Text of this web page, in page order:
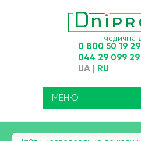
0 800 50 19 29
044 29 099 29
UA RU
МЕНЮ